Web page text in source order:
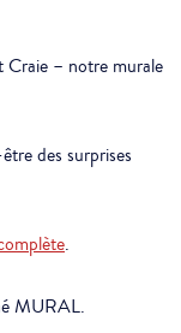
Craie – notre murale
des surprises
.
MURAL.